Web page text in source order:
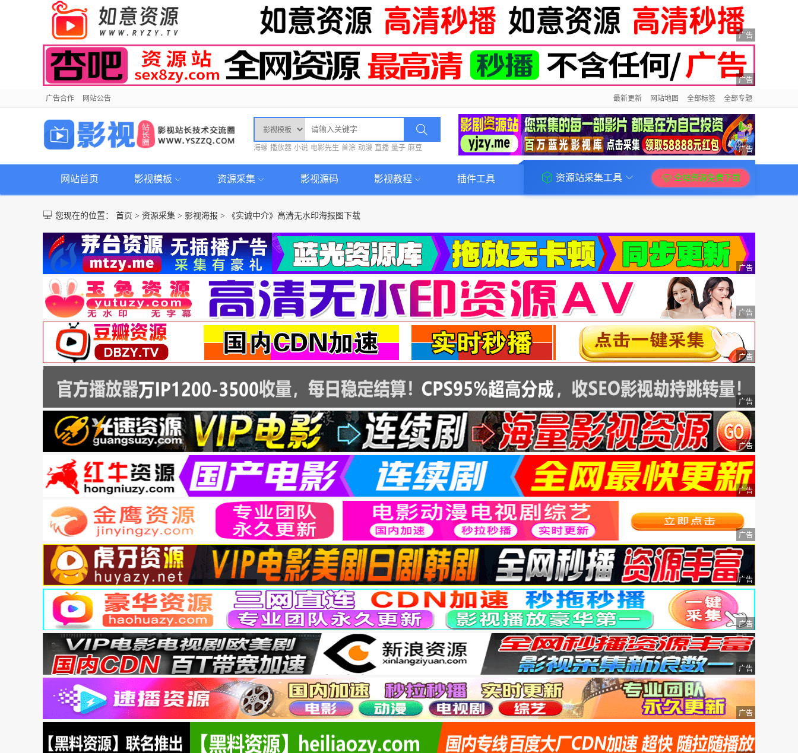
广告
广告
广告合作 网站公告 最新更新 网站地图 全部标签 全部专题
海螺 播放器 小说 电影先生 首涂 动漫 直播 量子 麻豆 广告
网站首页 影视模板 资源采集 影视源码 影视教程 插件工具 资源站采集工具 全站资源免费下载
您现在的位置： 首页 > 资源采集 > 影视海报 > 《实诚中介》高清无水印海报图下载
广告
广告
广告
广告
广告
广告
广告
广告
广告
广告
广告